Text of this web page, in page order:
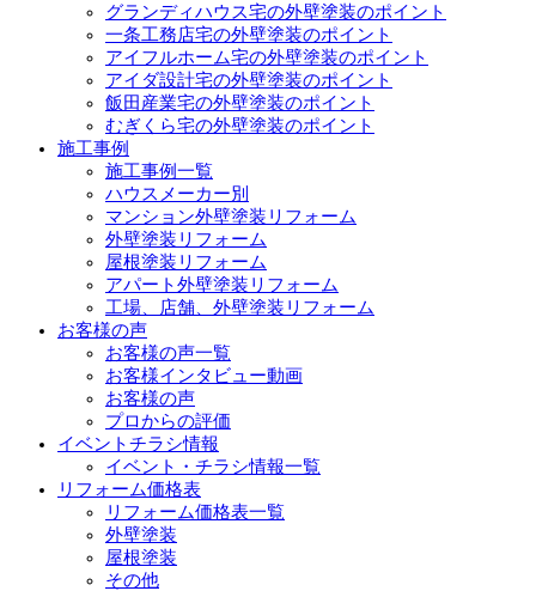
グランディハウス宅の外壁塗装のポイント
一条工務店宅の外壁塗装のポイント
アイフルホーム宅の外壁塗装のポイント
アイダ設計宅の外壁塗装のポイント
飯田産業宅の外壁塗装のポイント
むぎくら宅の外壁塗装のポイント
施工事例
施工事例一覧
ハウスメーカー別
マンション外壁塗装リフォーム
外壁塗装リフォーム
屋根塗装リフォーム
アパート外壁塗装リフォーム
工場、店舗、外壁塗装リフォーム
お客様の声
お客様の声一覧
お客様インタビュー動画
お客様の声
プロからの評価
イベントチラシ情報
イベント・チラシ情報一覧
リフォーム価格表
リフォーム価格表一覧
外壁塗装
屋根塗装
その他